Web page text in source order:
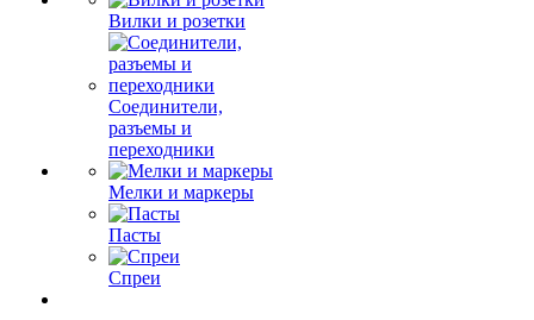
Вилки и розетки
Соединители,
разъемы и
переходники
Мелки и маркеры
Пасты
Спреи